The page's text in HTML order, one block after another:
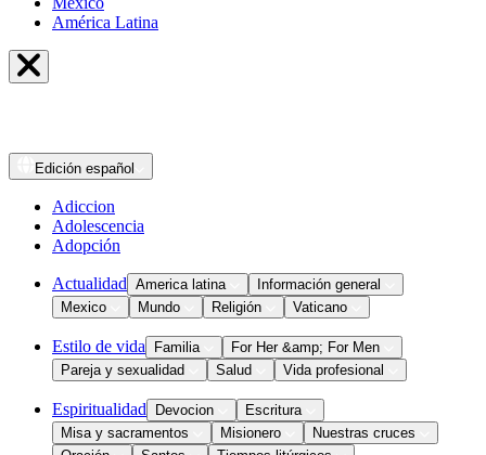
América Latina
Edición español
Adiccion
Adolescencia
Adopción
Actualidad America latina
Información general
Mexico
Mundo Religión Vaticano
Estilo de vida Familia
For Her &amp; For Men
Pareja y sexualidad
Salud Vida profesional
Espiritualidad Devocion
Escritura
Misa y sacramentos
Misionero
Nuestras cruces